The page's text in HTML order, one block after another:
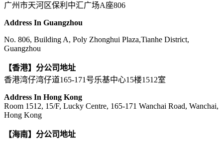
广州市天河区保利中汇广场A座806
Address In Guangzhou
No. 806, Building A, Poly Zhonghui Plaza,Tianhe District,
Guangzhou
【香港】分公司地址
香港湾仔湾仔道165-171号乐基中心15楼1512室
Address In Hong Kong
Room 1512, 15/F, Lucky Centre, 165-171 Wanchai Road, Wanchai,
Hong Kong
【海南】分公司地址